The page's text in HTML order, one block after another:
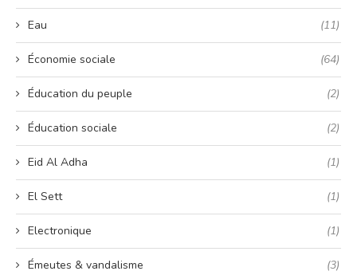
Eau (11)
Économie sociale (64)
Éducation du peuple (2)
Éducation sociale (2)
Eid Al Adha (1)
El Sett (1)
Electronique (1)
Émeutes & vandalisme (3)